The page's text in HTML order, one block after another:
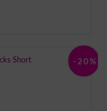
-20%